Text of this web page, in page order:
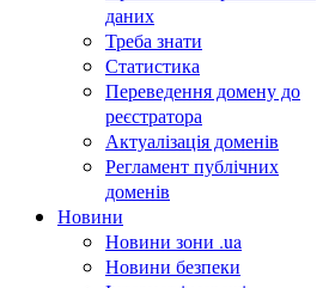
даних
Треба знати
Статистика
Переведення домену до
реєстратора
Актуалізація доменів
Регламент публічних
доменів
Новини
Новини зони .ua
Новини безпеки